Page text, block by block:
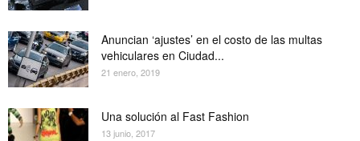
Anuncian ‘ajustes’ en el costo de las multas
vehiculares en Ciudad...
21 enero, 2019
Una solución al Fast Fashion
13 junio, 2017